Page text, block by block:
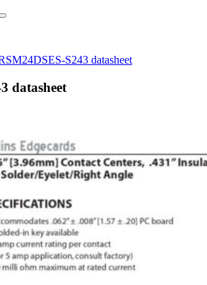
S243 datasheet
datasheet